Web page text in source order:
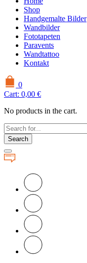
Shop
Handgemalte Bilder
Wandbilder
Fototapeten
Paravents
Wandtattoo
Kontakt
0
Cart: 0,00 €
No products in the cart.
Search